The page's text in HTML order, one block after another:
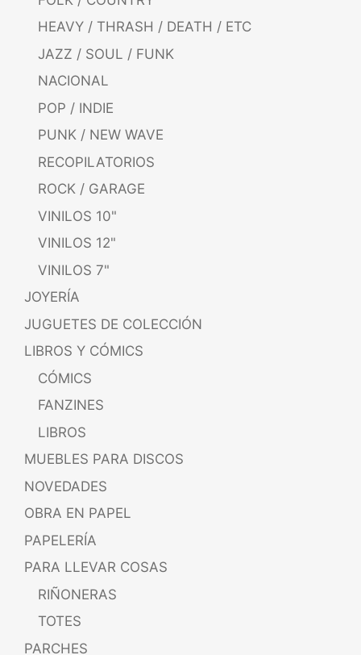
HEAVY / THRASH / DEATH / ETC
JAZZ / SOUL / FUNK
NACIONAL
POP / INDIE
PUNK / NEW WAVE
RECOPILATORIOS
ROCK / GARAGE
VINILOS 10"
VINILOS 12"
VINILOS 7"
JOYERÍA
JUGUETES DE COLECCIÓN
LIBROS Y CÓMICS
CÓMICS
FANZINES
LIBROS
MUEBLES PARA DISCOS
NOVEDADES
OBRA EN PAPEL
PAPELERÍA
PARA LLEVAR COSAS
RIÑONERAS
TOTES
PARCHES